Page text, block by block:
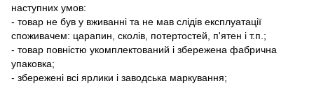
наступних умов:
- товар не був у вживанні та не мав слідів експлуатації
споживачем: царапин, сколів, потертостей, п'ятен і т.п.;
- товар повністю укомплектований і збережена фабрична
упаковка;
- збережені всі ярлики і заводська маркування;